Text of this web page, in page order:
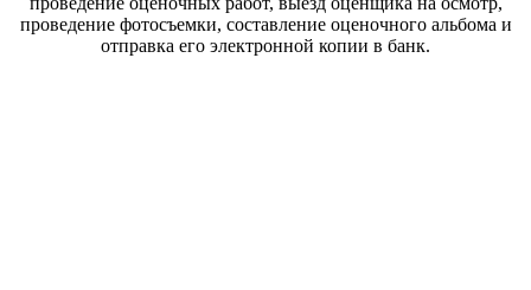
проведение фотосъемки, составление оценочного альбома и
отправка его электронной копии в банк.